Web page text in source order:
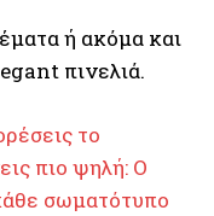
ή ακόμα και
πινελιά.
το
πιο ψηλή: Ο
σωματότυπο